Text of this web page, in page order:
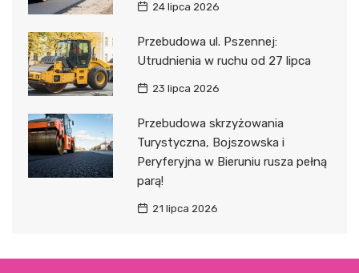
24 lipca 2026
Przebudowa ul. Pszennej:
Utrudnienia w ruchu od 27 lipca
23 lipca 2026
Przebudowa skrzyżowania
Turystyczna, Bojszowska i
Peryferyjna w Bieruniu rusza pełną
parą!
21 lipca 2026